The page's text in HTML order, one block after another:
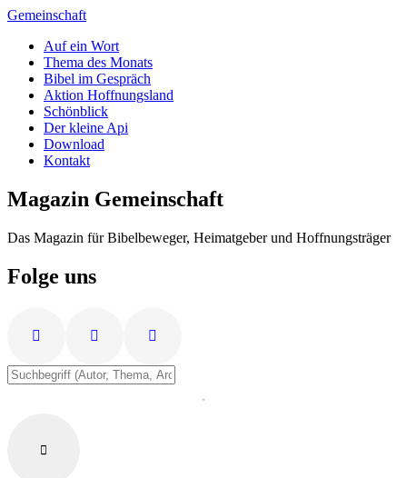
Zum
springen
Gemeinschaft
Auf ein Wort
Thema des Monats
Bibel im Gespräch
Aktion Hoffnungsland
Schönblick
Der kleine Api
Download
Kontakt
Magazin Gemeinschaft
Das Magazin für Bibelbeweger, Heimatgeber und Hoffnungsträger
Folge uns